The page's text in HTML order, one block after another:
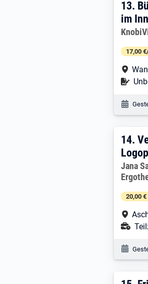
13.
13.
im
17,00
14.
14.
Jana
20,00